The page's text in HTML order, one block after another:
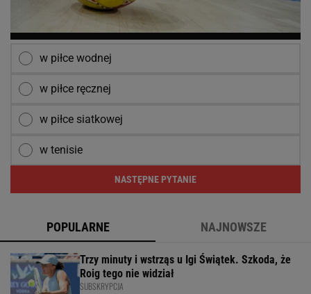
w piłce wodnej
w piłce ręcznej
w piłce siatkowej
w tenisie
NASTĘPNE PYTANIE
POPULARNE NAJNOWSZE
Trzy minuty i wstrząs u Igi Świątek. Szkoda, że
Roig tego nie widział
SUBSKRYPCJA